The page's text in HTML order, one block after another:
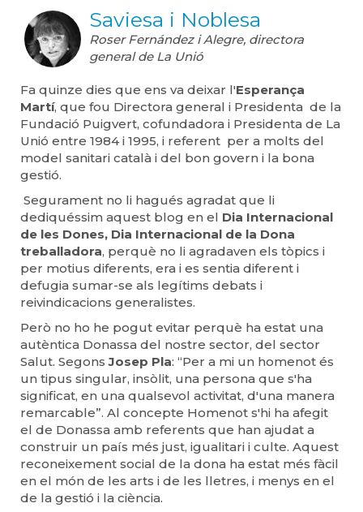
Saviesa i Noblesa
Roser Fernández i Alegre, directora
general de La Unió
Fa quinze dies que ens va deixar l'Esperança
Martí, que fou Directora general i Presidenta de la
Fundació Puigvert, cofundadora i Presidenta de La
Unió entre 1984 i 1995, i referent per a molts del
model sanitari català i del bon govern i la bona
gestió.
Segurament no li hagués agradat que li
dediquéssim aquest blog en el Dia Internacional
de les Dones, Dia Internacional de la Dona
treballadora, perquè no li agradaven els tòpics i
per motius diferents, era i es sentia diferent i
defugia sumar-se als legítims debats i
reivindicacions generalistes.
Però no ho he pogut evitar perquè ha estat una
autèntica Donassa del nostre sector, del sector
Salut. Segons Josep Pla: “Per a mi un homenot és
un tipus singular, insòlit, una persona que s'ha
significat, en una qualsevol activitat, d'una manera
remarcable”. Al concepte Homenot s'hi ha afegit
el de Donassa amb referents que han ajudat a
construir un país més just, igualitari i culte. Aquest
reconeixement social de la dona ha estat més fàcil
en el món de les arts i de les lletres, i menys en el
de la gestió i la ciència.